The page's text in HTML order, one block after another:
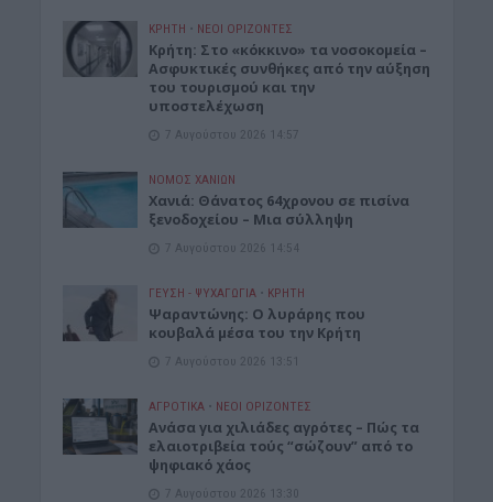
ΚΡΗΤΗ • ΝΕΟΙ ΟΡΙΖΟΝΤΕΣ
Κρήτη: Στο «κόκκινο» τα νοσοκομεία –
Ασφυκτικές συνθήκες από την αύξηση
του τουρισμού και την
υποστελέχωση
7 Αυγούστου 2026 14:57
ΝΟΜΌΣ ΧΑΝΊΩΝ
Χανιά: Θάνατος 64χρονου σε πισίνα
ξενοδοχείου – Μια σύλληψη
7 Αυγούστου 2026 14:54
ΓΕΎΣΗ - ΨΥΧΑΓΩΓΊΑ • ΚΡΗΤΗ
Ψαραντώνης: Ο λυράρης που
κουβαλά μέσα του την Κρήτη
7 Αυγούστου 2026 13:51
ΑΓΡΟΤΙΚΑ • ΝΕΟΙ ΟΡΙΖΟΝΤΕΣ
Ανάσα για χιλιάδες αγρότες – Πώς τα
ελαιοτριβεία τούς “σώζουν” από το
ψηφιακό χάος
7 Αυγούστου 2026 13:30